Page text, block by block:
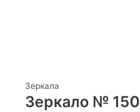
Зеркала
Зеркало № 150